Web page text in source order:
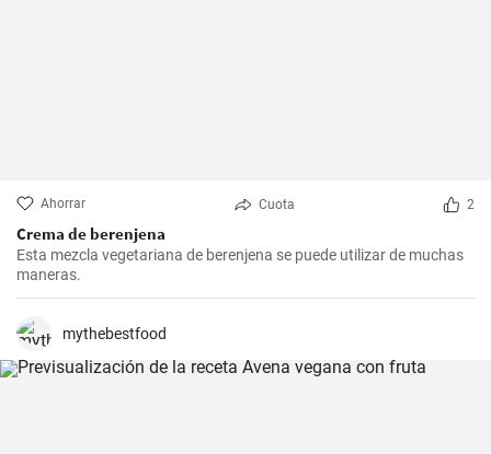
Ahorrar Cuota 2
Crema de berenjena
Esta mezcla vegetariana de berenjena se puede utilizar de muchas
maneras.
mythebestfood